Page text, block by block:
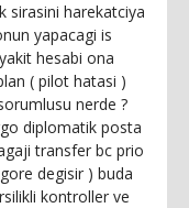
sirasini harekatciya
yapacagi is
hesabi ona
( pilot hatasi )
nerde ?
diplomatik posta
transfer bc prio
degisir ) buda
kontroller ve